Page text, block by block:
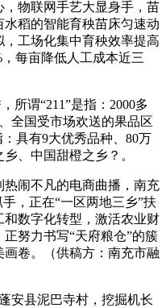
物联网手艺大显身手，苗
稻的智能育秧苗床匀速动
工场化集中育秧效率提高
每亩降低人工成本近三
所谓“211”是指：2000多
全国受市场欢送的果品区
具有9大优秀品种、80万
、中国甜橙之乡？。
闹不凡的电商曲播，南充
，正在“一区两地三乡”扶
数字化转型，激活农业财
努力书写“天府粮仓”的簇
卷。（供稿方：南充市融
县泥巴寺村，挖掘机长